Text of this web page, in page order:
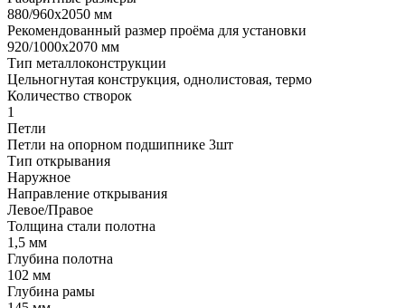
880/960х2050 мм
Рекомендованный размер проёма для установки
920/1000х2070 мм
Тип металлоконструкции
Цельногнутая конструкция, однолистовая, термо
Количество створок
1
Петли
Петли на опорном подшипнике 3шт
Тип открывания
Наружное
Направление открывания
Левое/Правое
Толщина стали полотна
1,5 мм
Глубина полотна
102 мм
Глубина рамы